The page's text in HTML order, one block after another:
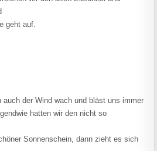
geht auf.
auch der Wind wach und bläst uns immer
hatten wir den nicht so
Sonnenschein, dann zieht es sich